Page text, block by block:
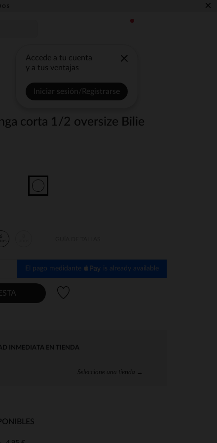
×
Accede a tu cuenta
y a tus ventajas
Iniciar sesión/Registrarse
corta 1/2 oversize Bilie
6
El pago medidante is already available
INMEDIATA EN TIENDA
Seleccione una tienda →